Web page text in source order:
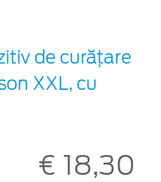
de curățare
XXL, cu
€ 18,30